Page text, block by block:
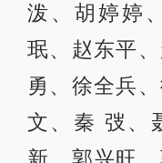
泼、胡婷婷
珉、赵东平
勇、徐全兵
文、秦 弢、